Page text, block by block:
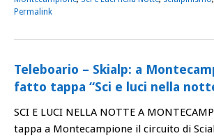
Permalink
Teleboario – Skialp: a
fatto tappa “Sci e luci nella
SCI E LUCI NELLA NOTTE A
tappa a Montecampione il circuito di